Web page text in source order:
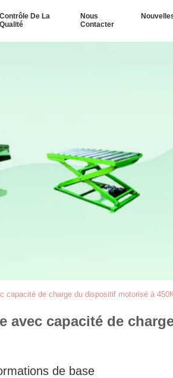
Contrôle De La
Qualité
Nous
Contacter
capacité de charge du dispositif motorisé à
avec capacité de
de base